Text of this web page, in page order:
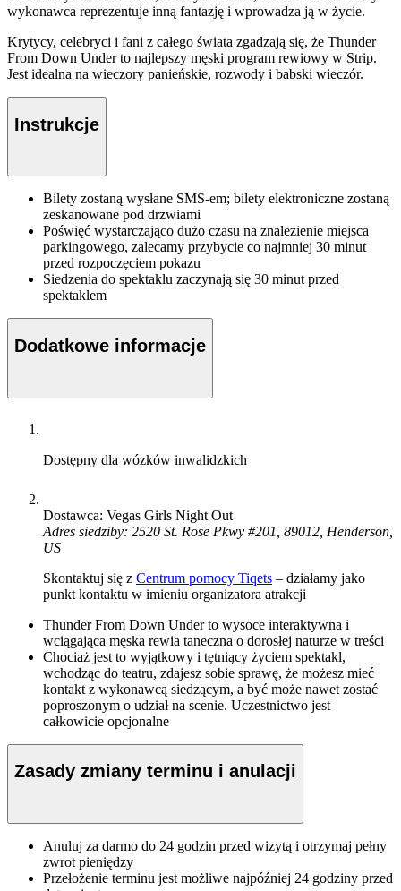
wykonawca reprezentuje inną fantazję i wprowadza ją w życie.
Krytycy, celebryci i fani z całego świata zgadzają się, że Thunder
From Down Under to najlepszy męski program rewiowy w Strip.
Jest idealna na wieczory panieńskie, rozwody i babski wieczór.
Instrukcje
Bilety zostaną wysłane SMS-em; bilety elektroniczne zostaną
zeskanowane pod drzwiami
Poświęć wystarczająco dużo czasu na znalezienie miejsca
parkingowego, zalecamy przybycie co najmniej 30 minut
przed rozpoczęciem pokazu
Siedzenia do spektaklu zaczynają się 30 minut przed
spektaklem
Dodatkowe informacje
Dostępny dla wózków inwalidzkich
Dostawca: Vegas Girls Night Out
Adres siedziby: 2520 St. Rose Pkwy #201, 89012, Henderson,
US
Skontaktuj się z Centrum pomocy Tiqets – działamy jako
punkt kontaktu w imieniu organizatora atrakcji
Thunder From Down Under to wysoce interaktywna i
wciągająca męska rewia taneczna o dorosłej naturze w treści
Chociaż jest to wyjątkowy i tętniący życiem spektakl,
wchodząc do teatru, zdajesz sobie sprawę, że możesz mieć
kontakt z wykonawcą siedzącym, a być może nawet zostać
poproszonym o udział na scenie. Uczestnictwo jest
całkowicie opcjonalne
Zasady zmiany terminu i anulacji
Anuluj za darmo do 24 godzin przed wizytą i otrzymaj pełny
zwrot pieniędzy
Przełożenie terminu jest możliwe najpóźniej 24 godziny przed